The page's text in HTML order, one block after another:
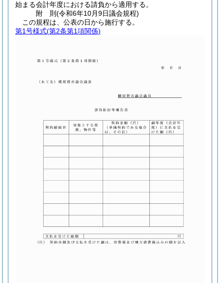
始まる会計年度における請負から適用する。
附 則(令和6年10月9日議会規程)
この規程は、公表の日から施行する。
第1号様式(第2条第1項関係)